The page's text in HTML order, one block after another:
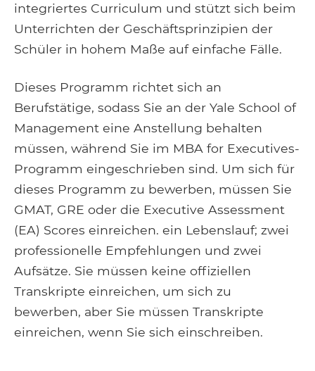
integriertes Curriculum und stützt sich beim
Unterrichten der Geschäftsprinzipien der
Schüler in hohem Maße auf einfache Fälle.
Dieses Programm richtet sich an
Berufstätige, sodass Sie an der Yale School of
Management eine Anstellung behalten
müssen, während Sie im MBA for Executives-
Programm eingeschrieben sind. Um sich für
dieses Programm zu bewerben, müssen Sie
GMAT, GRE oder die Executive Assessment
(EA) Scores einreichen. ein Lebenslauf; zwei
professionelle Empfehlungen und zwei
Aufsätze. Sie müssen keine offiziellen
Transkripte einreichen, um sich zu
bewerben, aber Sie müssen Transkripte
einreichen, wenn Sie sich einschreiben.